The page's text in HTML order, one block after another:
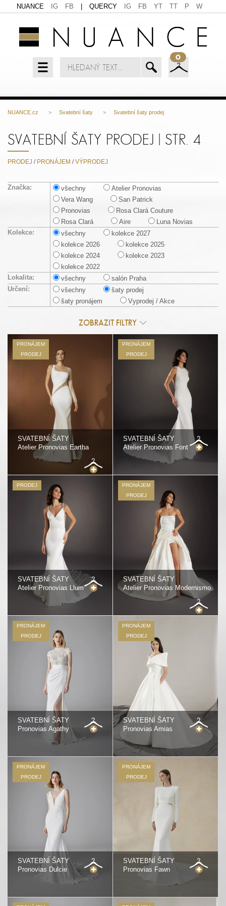
NUANCE IG FB QUERCY IG FB YT TT P W
0
NUANCE.cz > Svatební šaty > Svatební šaty prodej
SVATEBNÍ ŠATY PRODEJ | STR. 4
PRODEJ / PRONÁJEM /VÝPRODEJ
Značka: všechny
Atelier Pronovias
Vera Wang
San Patrick
Pronovias
Rosa Clará Couture
Rosa Clará
Aire
Luna Novias
Kolekce:
všechny
kolekce 2027
kolekce 2026
kolekce 2025
kolekce 2024
kolekce 2023
kolekce 2022
Lokalita:
všechny
salón Praha
Určení:
všechny
šaty prodej
šaty pronájem
Vyprodej / Akce
ZOBRAZIT FILTRY
PRONÁJEM
PRODEJ
SVATEBNÍ ŠATY
Atelier Pronovias Eartha
PRONÁJEM
PRODEJ
SVATEBNÍ ŠATY
Atelier Pronovias Font
PRODEJ
SVATEBNÍ ŠATY
Atelier Pronovias Llum
PRONÁJEM
PRODEJ
SVATEBNÍ ŠATY
Atelier Pronovias Modernismo
PRONÁJEM
PRODEJ
SVATEBNÍ ŠATY
Pronovias Agathy
PRONÁJEM
PRODEJ
SVATEBNÍ ŠATY
Pronovias Amias
PRONÁJEM
PRODEJ
SVATEBNÍ ŠATY
Pronovias Dulcie
PRONÁJEM
PRODEJ
SVATEBNÍ ŠATY
Pronovias Fawn